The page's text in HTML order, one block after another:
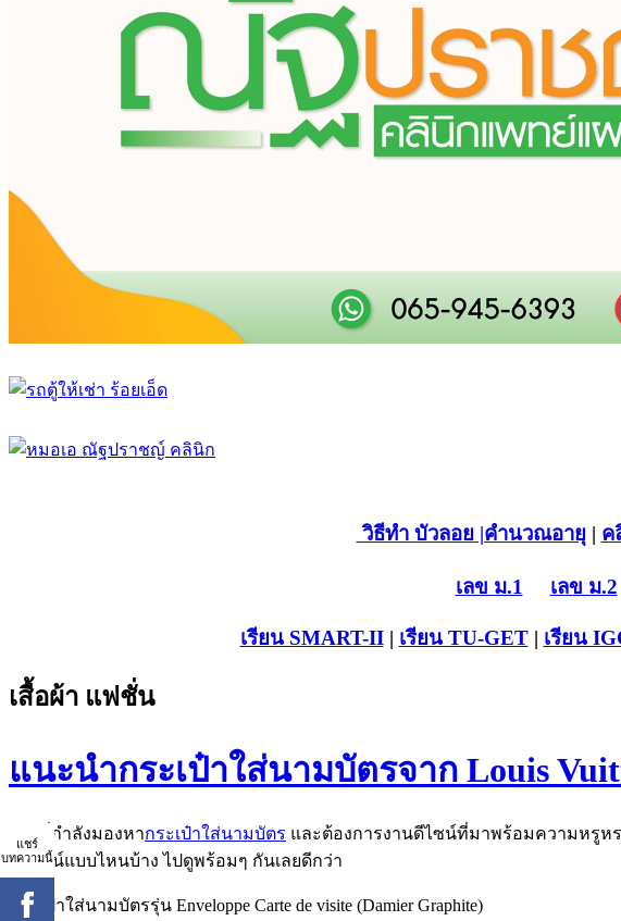
วิธีทำ บัวลอย |คำนวณอายุ | ค
เลข ม.1 เลข ม.2
เรียน SMART-II| เรียน TU-GET| เรียน
เสื้อผ้า แฟชั่น
แนะนำกระเป๋าใส่นามบัตรจาก Louis
ใครที่กำลังมองหากระเป๋าใส่นามบัตร และต้องการงานดีไซน์ที่มาพร้อมความหรูห
มีดีไซน์แบบไหนบ้าง ไปดูพร้อมๆ กันเลยดีกว่า
กระเป๋าใส่นามบัตรรุ่น Enveloppe Carte de visite (Damier Graphite)
แชร์
บทความนี้